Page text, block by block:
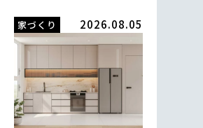
家づくり 2026.08.05